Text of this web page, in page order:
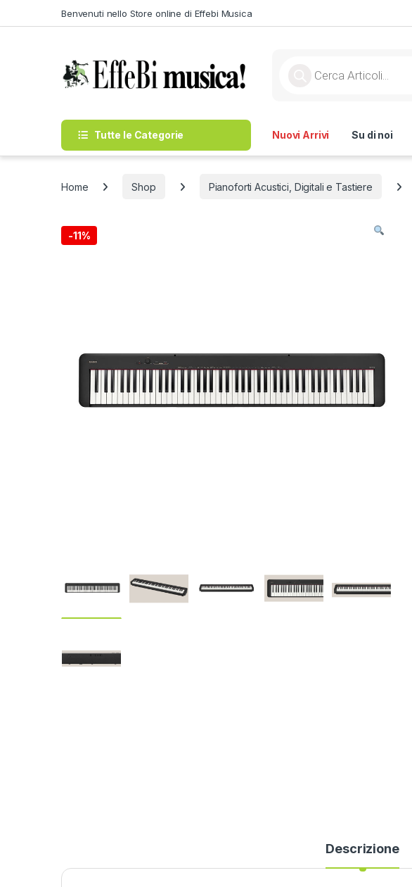
Benvenuti nello Store online di Effebi Musica
Tutte le Categorie Nuovi Arrivi Su di noi
Home Shop Pianoforti Acustici, Digitali e Tastiere
-11%
Descrizione